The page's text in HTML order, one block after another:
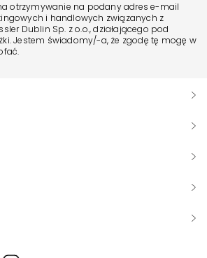
otrzymywanie na podany adres e-mail
i handlowych związanych z
Dublin Sp. z o.o., działającego pod
Jestem świadomy/-a, że zgodę tę mogę w